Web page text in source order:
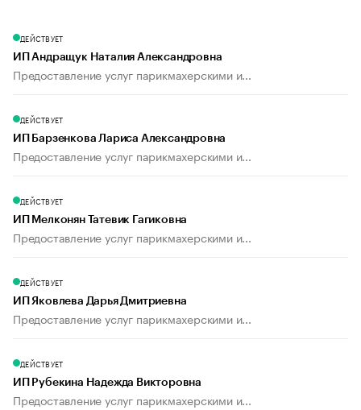
ДЕЙСТВУЕТ
ИП Андращук Наталия Александровна
Предоставление услуг парикмахерскими и...
ДЕЙСТВУЕТ
ИП Барзенкова Лариса Александровна
Предоставление услуг парикмахерскими и...
ДЕЙСТВУЕТ
ИП Мелконян Татевик Гагиковна
Предоставление услуг парикмахерскими и...
ДЕЙСТВУЕТ
ИП Яковлева Дарья Дмитриевна
Предоставление услуг парикмахерскими и...
ДЕЙСТВУЕТ
ИП Рубекина Надежда Викторовна
Предоставление услуг парикмахерскими и...